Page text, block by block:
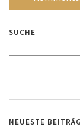
SUCHE
NEUESTE